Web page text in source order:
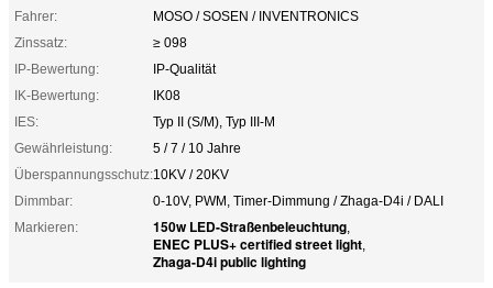
Fahrer:
MOSO / SOSEN / INVENTRONICS
Zinssatz:
≥ 098
IP-Bewertung:
IP-Qualität
IK-Bewertung:
IK08
IES:
Typ II (S/M), Typ III-M
Gewährleistung:
5 / 7 / 10 Jahre
Überspannungsschutz:10KV / 20KV
Dimmbar:
0-10V, PWM, Timer-Dimmung / Zhaga-D4i / DALI
Markieren:
150w LED-Straßenbeleuchtung,
ENEC PLUS+ certified street light,
Zhaga-D4i public lighting